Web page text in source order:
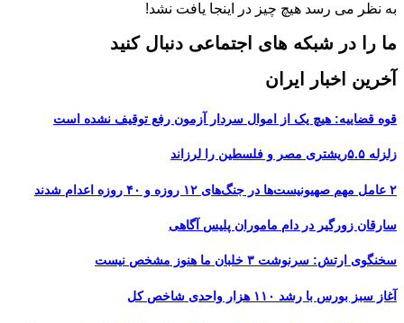
به نظر می رسد هیچ چیز در اینجا یافت نشد!
ما را در شبکه های اجتماعی دنبال کنید
آخرین اخبار ایران
قوه قضاییه: هیچ یک از اموال سردار آزمون رفع توقیف نشده است
زلزله ۵.۵ریشتری مصر و فلسطین را لرزاند
۲ عامل مهم صهیونیست‌ها در جنگ‌های ۱۲ روزه و ۴۰ روزه اعدام شدند
سارقان زورگیر در دام ماموران پلیس آگاهی
سخنگوی ارتش: سرنوشت ۳ خلبان ما هنوز مشخص نیست
آغاز سبز بورس با رشد ۱۱۰ هزار واحدی شاخص کل